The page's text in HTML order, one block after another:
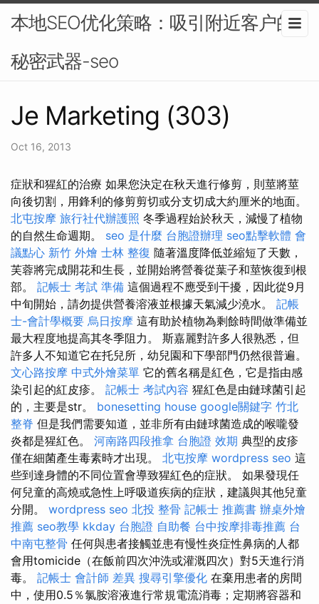
本地SEO优化策略：吸引附近客户的
秘密武器-seo
Je Marketing (303)
Oct 16, 2013
症狀和猩紅的治療 如果您決定在秋天進行修剪，則莖將莖
向後切割，用鋒利的修剪剪切或分支切成大約厘米的地面。
北屯按摩 旅行社代辦護照 冬季過程始於秋天，減慢了植物
的自然生命週期。 seo 是什麼 台胞證辦理 seo點擊軟體 會
議點心 新竹 外燴 士林 整復 隨著溫度降低並縮短了天數，
芙蓉將完成開花和生長，並開始將營養從葉子和莖恢復到根
部。 記帳士 考試 準備 這個過程不應受到干擾，因此從9月
中旬開始，請勿提供營養溶液並根據天氣減少澆水。 記帳
士-會計學概要 烏日按摩 這有助於植物為剩餘時間做準備並
最大程度地提高其冬季阻力。 斯嘉麗對許多人很熟悉，但
許多人不知道它在托兒所，幼兒園和下學部門仍然很普遍。
文心路按摩 中式外燴菜單 它的舊名稱是紅色，它是指由感
染引起的紅皮疹。 記帳士 考試內容 猩紅色是由鏈球菌引起
的，主要是str。 bonesetting house google關鍵字 竹北
整脊 但是我們需要知道，並非所有由鏈球菌造成的喉嚨發
炎都是猩紅色。 河南路四段推拿 台胞證 效期 典型的皮疹
僅在細菌產生毒素時才出現。 北屯按摩 wordpress seo 這
些到達身體的不同位置會導致猩紅色的症狀。 如果發現任
何兒童的高燒或急性上呼吸道疾病的症狀，建議與其他兒童
分開。 wordpress seo 北投 整骨 記帳士 推薦書 辦桌外燴
推薦 seo教學 kkday 台胞證 自助餐 台中按摩排毒推薦 台
中南屯整骨 任何與患者接觸並患有慢性炎症性鼻病的人都
會用tomicide（在飯前四次沖洗或灌溉四次）對5天進行消
毒。 記帳士 會計師 差異 搜尋引擎優化 在棄用患者的房間
中，使用0.5％氯胺溶液進行常規電流消毒；定期將容器和